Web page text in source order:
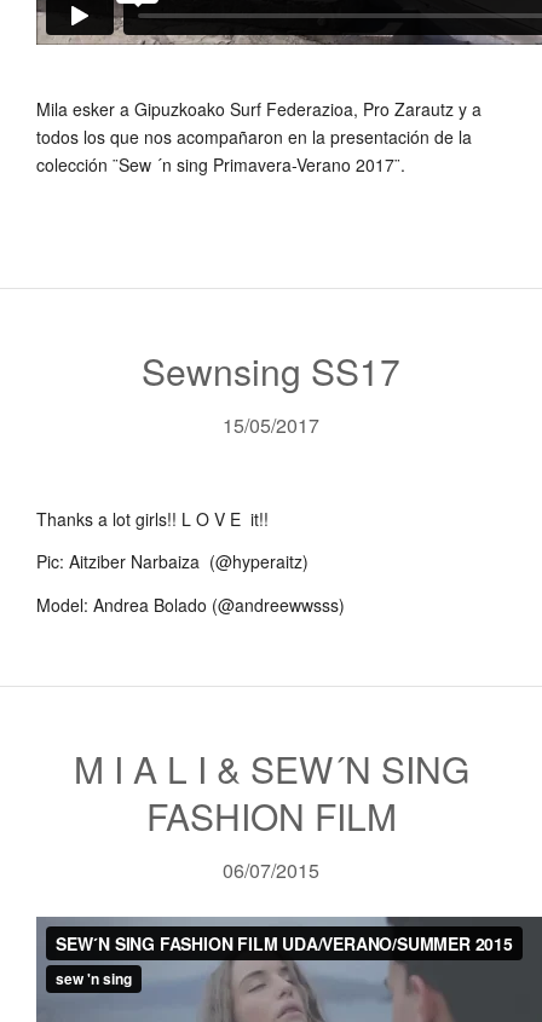
Mila esker a Gipuzkoako Surf Federazioa, Pro Zarautz y a
todos los que nos acompañaron en la presentación de la
colección ¨Sew ´n sing Primavera-Verano 2017¨.
Sewnsing SS17
15/05/2017
Thanks a lot girls!! L O V E it!!
Pic: Aitziber Narbaiza (@hyperaitz)
Model: Andrea Bolado (@andreewwsss)
M I A L I & SEW´N SING
FASHION FILM
06/07/2015